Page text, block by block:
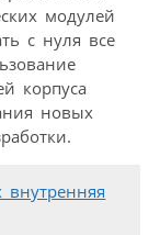
модулей
с нуля все
корпуса
новых